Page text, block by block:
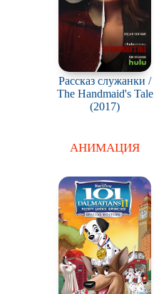
Рассказ служанки /
The Handmaid's Tale
(2017)
АНИМАЦИЯ